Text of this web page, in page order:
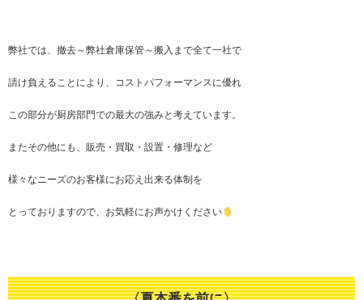
弊社では、撤去～弊社倉庫保管～搬入まで全て一社で
請け負えることにより、コストパフォーマンスに優れ
この部分が厨房部門での最大の強みと考えています。
またその他にも、販売・買取・設置・修理など
様々なニーズのお客様にお応え出来る体制を
とっておりますので、お気軽にお声かけください